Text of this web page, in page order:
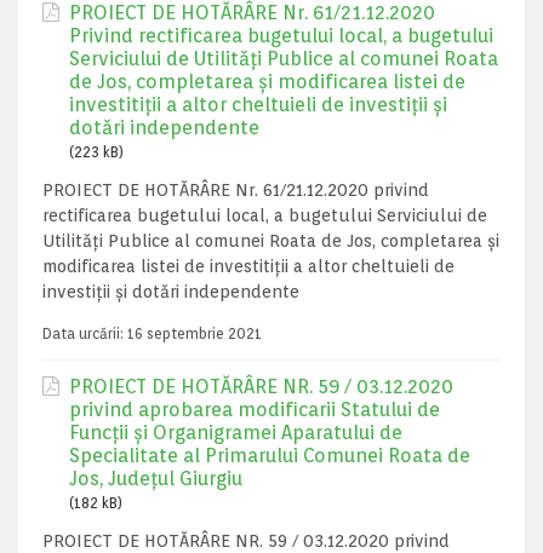
PROIECT DE HOTĂRÂRE Nr. 61/21.12.2020
Privind rectificarea bugetului local, a bugetului
Serviciului de Utilități Publice al comunei Roata
de Jos, completarea și modificarea listei de
investitiții a altor cheltuieli de investiții și
dotări independente
(223 kB)
PROIECT DE HOTĂRÂRE Nr. 61/21.12.2020 privind
rectificarea bugetului local, a bugetului Serviciului de
Utilități Publice al comunei Roata de Jos, completarea și
modificarea listei de investitiții a altor cheltuieli de
investiții și dotări independente
Data urcării: 16 septembrie 2021
PROIECT DE HOTĂRÂRE NR. 59 / 03.12.2020
privind aprobarea modificarii Statului de
Funcții și Organigramei Aparatului de
Specialitate al Primarului Comunei Roata de
Jos, Județul Giurgiu
(182 kB)
PROIECT DE HOTĂRÂRE NR. 59 / 03.12.2020 privind